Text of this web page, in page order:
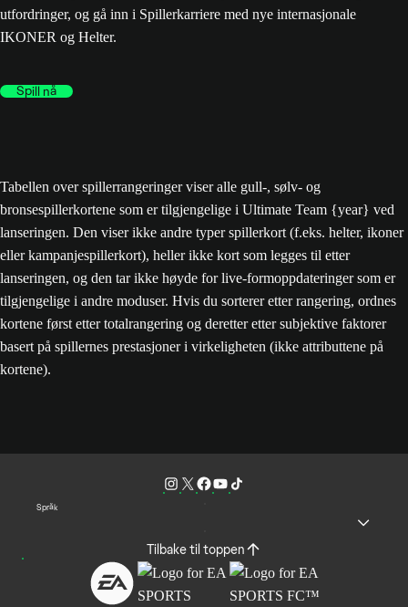
utfordringer, og gå inn i Spillerkarriere med nye internasjonale
IKONER og Helter.
Spill nå
Tabellen over spillerrangeringer viser alle gull-, sølv- og
bronsespillerkortene som er tilgjengelige i Ultimate Team {year} ved
lanseringen. Den viser ikke andre typer spillerkort (f.eks. helter, ikoner
eller kampanjespillerkort), heller ikke kort som legges til etter
lanseringen, og den tar ikke høyde for live-formoppdateringer som er
tilgjengelige i andre moduser. Hvis du sorterer etter rangering, ordnes
kortene først etter totalrangering og deretter etter subjektive faktorer
basert på spillernes prestasjoner i virkeligheten (ikke attributtene på
kortene).
Språk
Tilbake til toppen